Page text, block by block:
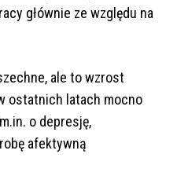
głównie ze względu na
ale to wzrost
ostatnich latach mocno
o depresję,
afektywną